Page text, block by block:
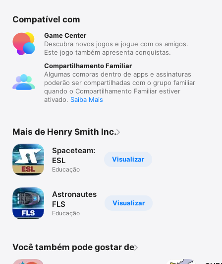
Compatível com
Game Center
Descubra novos jogos e jogue com os amigos.
Este jogo também apresenta conquistas.
Compartilhamento Familiar
Algumas compras dentro de apps e assinaturas
poderão ser compartilhadas com o grupo familiar
quando o Compartilhamento Familiar estiver
ativado. Saiba Mais
Mais de Henry Smith Inc.
Visualizar
Spaceteam:
ESL
Educação
Visualizar
Astronautes
FLS
Educação
Você também pode gostar de